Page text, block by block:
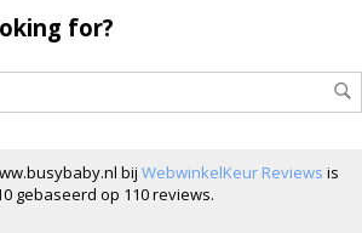
for?
bij WebwinkelKeur Reviews is
gebaseerd op 110 reviews.